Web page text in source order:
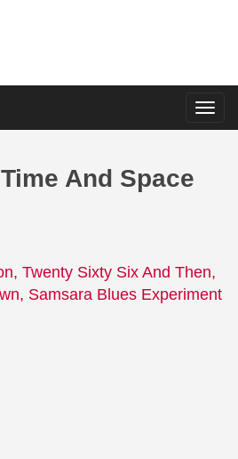
And Space
Twenty Sixty Six And Then
Samsara Blues Experiment